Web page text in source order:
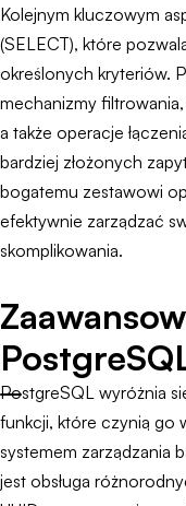
Kolejnym kluczowym
(SELECT), które
określonych kryteriów.
mechanizmy
a także operacje
bardziej złożonych
bogatemu zestawowi
efektywnie zarządzać
skomplikowania.
PostgreSQL wyróżnia
funkcji, które czynią go
systemem zarządzania
jest obsługa